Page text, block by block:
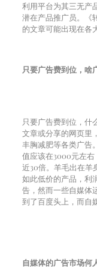
利用平台为其三无产
潜在产品推广员。《
的文章可能出现在各
只要广告费到位，啥
只要广告费到位，什
文章或分享的网页里
丰胸减肥等各类广告
值应该在3000元左
近30倍。羊毛出在羊
如此低价的产品，利
告，然而一些自媒体
到了百度头上，而自
自媒体的广告市场何